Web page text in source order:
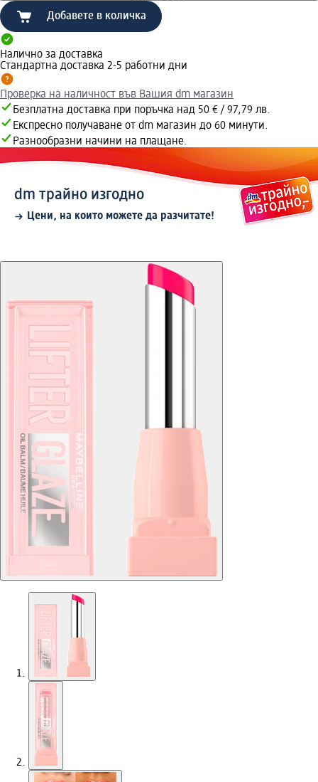
Добавете в количка
Налично за доставка
Стандартна доставка 2-5 работни дни
Проверка на наличност във Вашия dm магазин
Безплатна доставка при поръчка над 50 € / 97,79 лв.
Експресно получаване от dm магазин до 60 минути.
Разнообразни начини на плащане.
dm трайно изгодно
Цени, на които можете да разчитате!